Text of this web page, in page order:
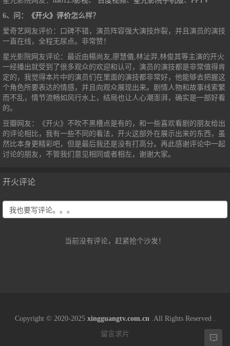
6、问：
《开火》评价怎么样？
爱奇艺网友评价：口碑不错，演员阵容强大演技炸裂，并且演员的演技
一直在线，全程无尿点。非常赞！
星光影院网友评论：最近由楊尚友,廖慧儀,林沚羿,林俊其等主演的开火
一经播出就受到了很多观众的欢迎和认可，演员的演技都是非常值得肯
定的，我觉得本片中的演员们在里面的演技都非常好，他能够去把握这
个角色所要表达的情感，并且向观众展现出来。剧情人物和故事线索繁
而不乱，情节流畅如风行水上，结局也让人心潮澎湃，确实是一部好看
的。
豆瓣网友：《开火》不吹不黑槽点是有的，和一些喜欢看剧的朋友给出
的评论相比，我有一些不同的看法，开火这部外在展示出来的东西，虽
然比本身更精彩吧，但是最后我还是没有打高分。再此感谢评论中一起
讨论的朋友，不管我们意见相同或者相左，谢谢大家。
开火评论
当前没有评论，赶紧抢个沙发！
Copyright © 2020-2025 xingguangtv.com.cn.All Rights Reserved .
留言求片
